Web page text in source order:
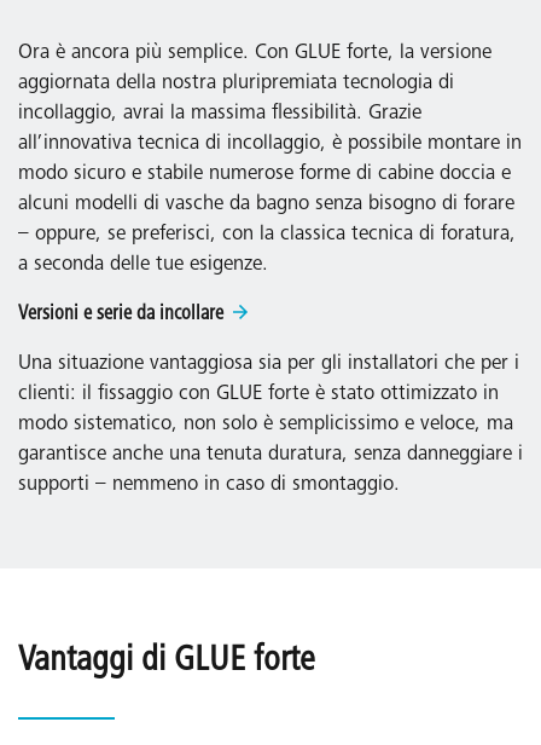
Ora è ancora più semplice. Con GLUE forte, la versione
aggiornata della nostra pluripremiata tecnologia di
incollaggio, avrai la massima flessibilità. Grazie
all’innovativa tecnica di incollaggio, è possibile montare in
modo sicuro e stabile numerose forme di cabine doccia e
alcuni modelli di vasche da bagno senza bisogno di forare
– oppure, se preferisci, con la classica tecnica di foratura,
a seconda delle tue esigenze.
Versioni e serie da incollare
Una situazione vantaggiosa sia per gli installatori che per i
clienti: il fissaggio con GLUE forte è stato ottimizzato in
modo sistematico, non solo è semplicissimo e veloce, ma
garantisce anche una tenuta duratura, senza danneggiare i
supporti – nemmeno in caso di smontaggio.
Vantaggi di GLUE forte